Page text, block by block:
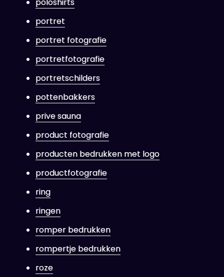
portret
portret fotografie
portretfotografie
portretschilders
pottenbakkers
prive sauna
product fotografie
producten bedrukken met logo
productfotografie
ring
ringen
romper bedrukken
rompertje bedrukken
roze